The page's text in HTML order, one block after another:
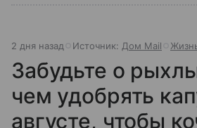
2 дня назад Источник: Дом Mail
Забудьте о
чем удобрять
августе, чтобы